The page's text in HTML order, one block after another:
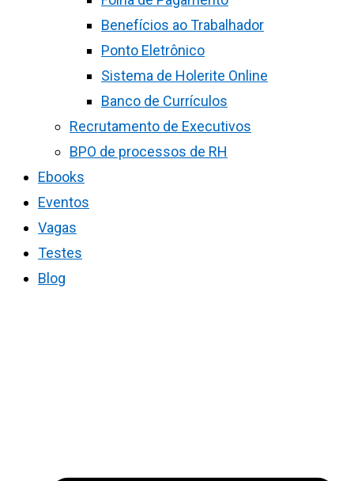
Benefícios ao Trabalhador
Ponto Eletrônico
Sistema de Holerite Online
Banco de Currículos
Recrutamento de Executivos
BPO de processos de RH
Ebooks
Eventos
Vagas
Testes
Blog